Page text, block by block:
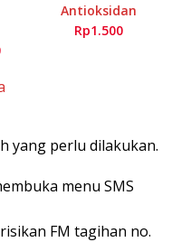
Antioksidan
Rp1.500
yang perlu dilakukan.
menu SMS
FM tagihan no.